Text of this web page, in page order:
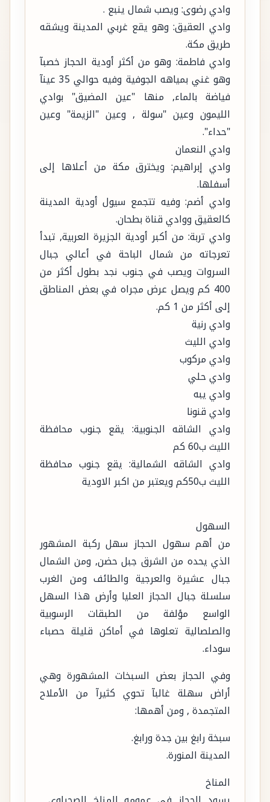
وادي رضوى: ويصب شمال ينبع .
وادي العقيق: وهو يقع غربي المدينة ويشقه
طريق مكة.
وادي فاطمة: وهو من أكثر أودية الحجاز خصبآ
وهو غني بمياهه الجوفية وفيه حوالي 35 عينآ
فياضة بالماء, منها "عين المضيق" بوادي
الليمون وعين "سولة , وعين "الزيمة" وعين
"حداء".
وادي النعمان
وادي إبراهيم: ويخترق مكة من أعلاها إلى
أسفلها.
وادي أضم: وفيه تتجمع سيول أودية المدينة
كالعقيق ووادي قناة بطحان.
وادي تربة: من أكبر أودية الجزيرة العربية, تبدأ
تعرجاته من شمال الباحة في أعالي جبال
السروات ويصب في جنوب نجد بطول أكثر من
400 كم ويصل عرض مجراه في بعض المناطق
إلى أكثر من 1 كم.
وادي رنية
وادي الليث
وادي مركوب
وادي حلي
وادي يبه
وادي قنونا
وادي الشاقه الجنوبية: يقع جنوب محافظة
الليث ب60 كم
وادي الشاقه الشمالية: يقع جنوب محافظة
الليث ب50كم ويعتبر من اكبر الاودية
السهول
من أهم سهول الحجاز سهل ركبة المشهور
الذي يحده من الشرق جبل حضن, ومن الشمال
جبال عشيرة والعرجية والطائف ومن الغرب
سلسلة جبال الحجاز العليا وأرض هذا السهل
الواسع مؤلفة من الطبقات الرسوبية
والصلصالية تعلوها في أماكن قليلة حصباء
سوداء.
وفي الحجاز بعض السبخات المشهورة وهي
أراض سهلة غالبآ تحوي كثيرآ من الأملاح
المتجمدة , ومن أهمها:
سبخة رابغ بين جدة ورابغ.
المدينة المنورة.
المناخ